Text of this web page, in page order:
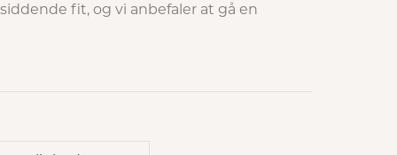
fit, og vi anbefaler at gå en